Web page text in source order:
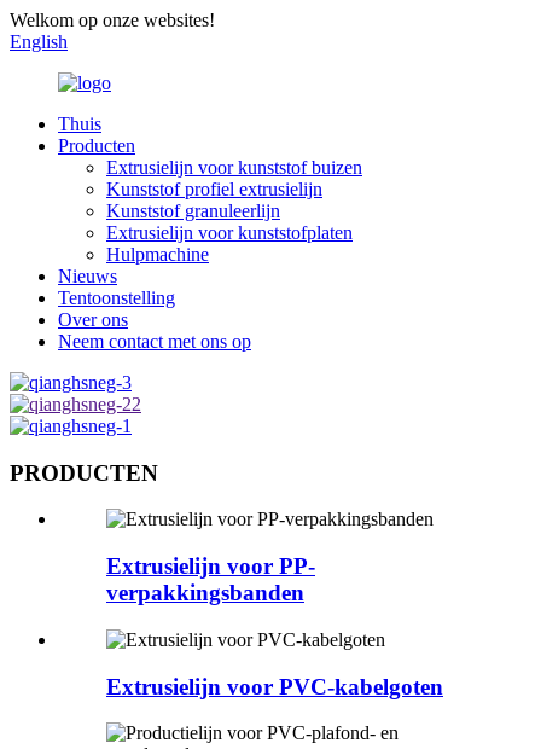
Welkom op onze websites!
English
Thuis
Producten
Extrusielijn voor kunststof buizen
Kunststof profiel extrusielijn
Kunststof granuleerlijn
Extrusielijn voor kunststofplaten
Hulpmachine
Nieuws
Tentoonstelling
Over ons
Neem contact met ons op
PRODUCTEN
Extrusielijn voor PP-
verpakkingsbanden
Extrusielijn voor PVC-kabelgoten